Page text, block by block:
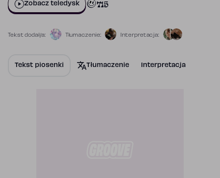
Zobacz teledysk 715
Tekst dodał/a: Tłumaczenie: Interpretacja:
Tekst piosenki Tłumaczenie Interpretacja